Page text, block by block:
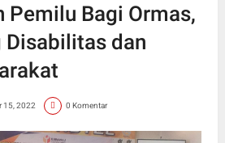
Pemilu Bagi Ormas,
Disabilitas dan
15, 2022 0 Komentar